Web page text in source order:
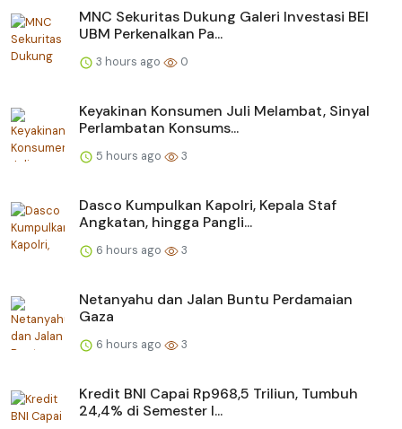
MNC Sekuritas Dukung Galeri Investasi BEI
UBM Perkenalkan Pa...
3 hours ago 0
Keyakinan Konsumen Juli Melambat, Sinyal
Perlambatan Konsums...
5 hours ago 3
Dasco Kumpulkan Kapolri, Kepala Staf
Angkatan, hingga Pangli...
6 hours ago 3
Netanyahu dan Jalan Buntu Perdamaian
Gaza
6 hours ago 3
Kredit BNI Capai Rp968,5 Triliun, Tumbuh
24,4% di Semester I...